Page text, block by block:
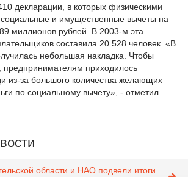
декларации, в которых физическими
и имущественные вычеты на
миллионов рублей. В 2003-м эта
составила 20.528 человек. «В
небольшая накладка. Чтобы
предпринимателям приходилось
из-за большого количества желающих
по социальному вычету», - отметил
области и НАО подвели итоги